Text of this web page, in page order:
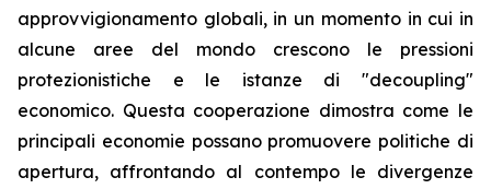
approvvigionamento globali, in un momento in cui in
alcune aree del mondo crescono le pressioni
protezionistiche e le istanze di "decoupling"
economico. Questa cooperazione dimostra come le
principali economie possano promuovere politiche di
apertura, affrontando al contempo le divergenze